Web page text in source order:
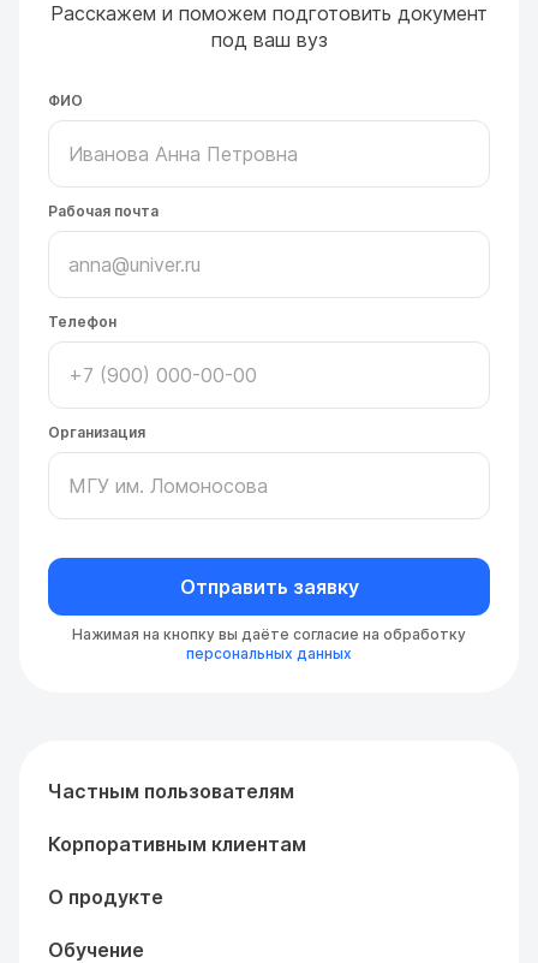
Расскажем и поможем подготовить документ
под ваш вуз
ФИО
Рабочая почта
Телефон
Организация
Отправить заявку
Нажимая на кнопку вы даёте согласие на обработку
персональных данных
Частным пользователям
Корпоративным клиентам
О продукте
Обучение